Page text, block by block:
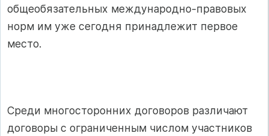
общеобязательных международно-правовых
норм им уже сегодня принадлежит первое
место.
Среди многосторонних договоров различают
договоры с ограниченным числом участников